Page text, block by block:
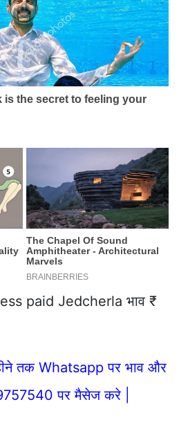
paid Jedcherla भाव ₹
तक Whatsapp पर भाव और
पर मैसेज करे |